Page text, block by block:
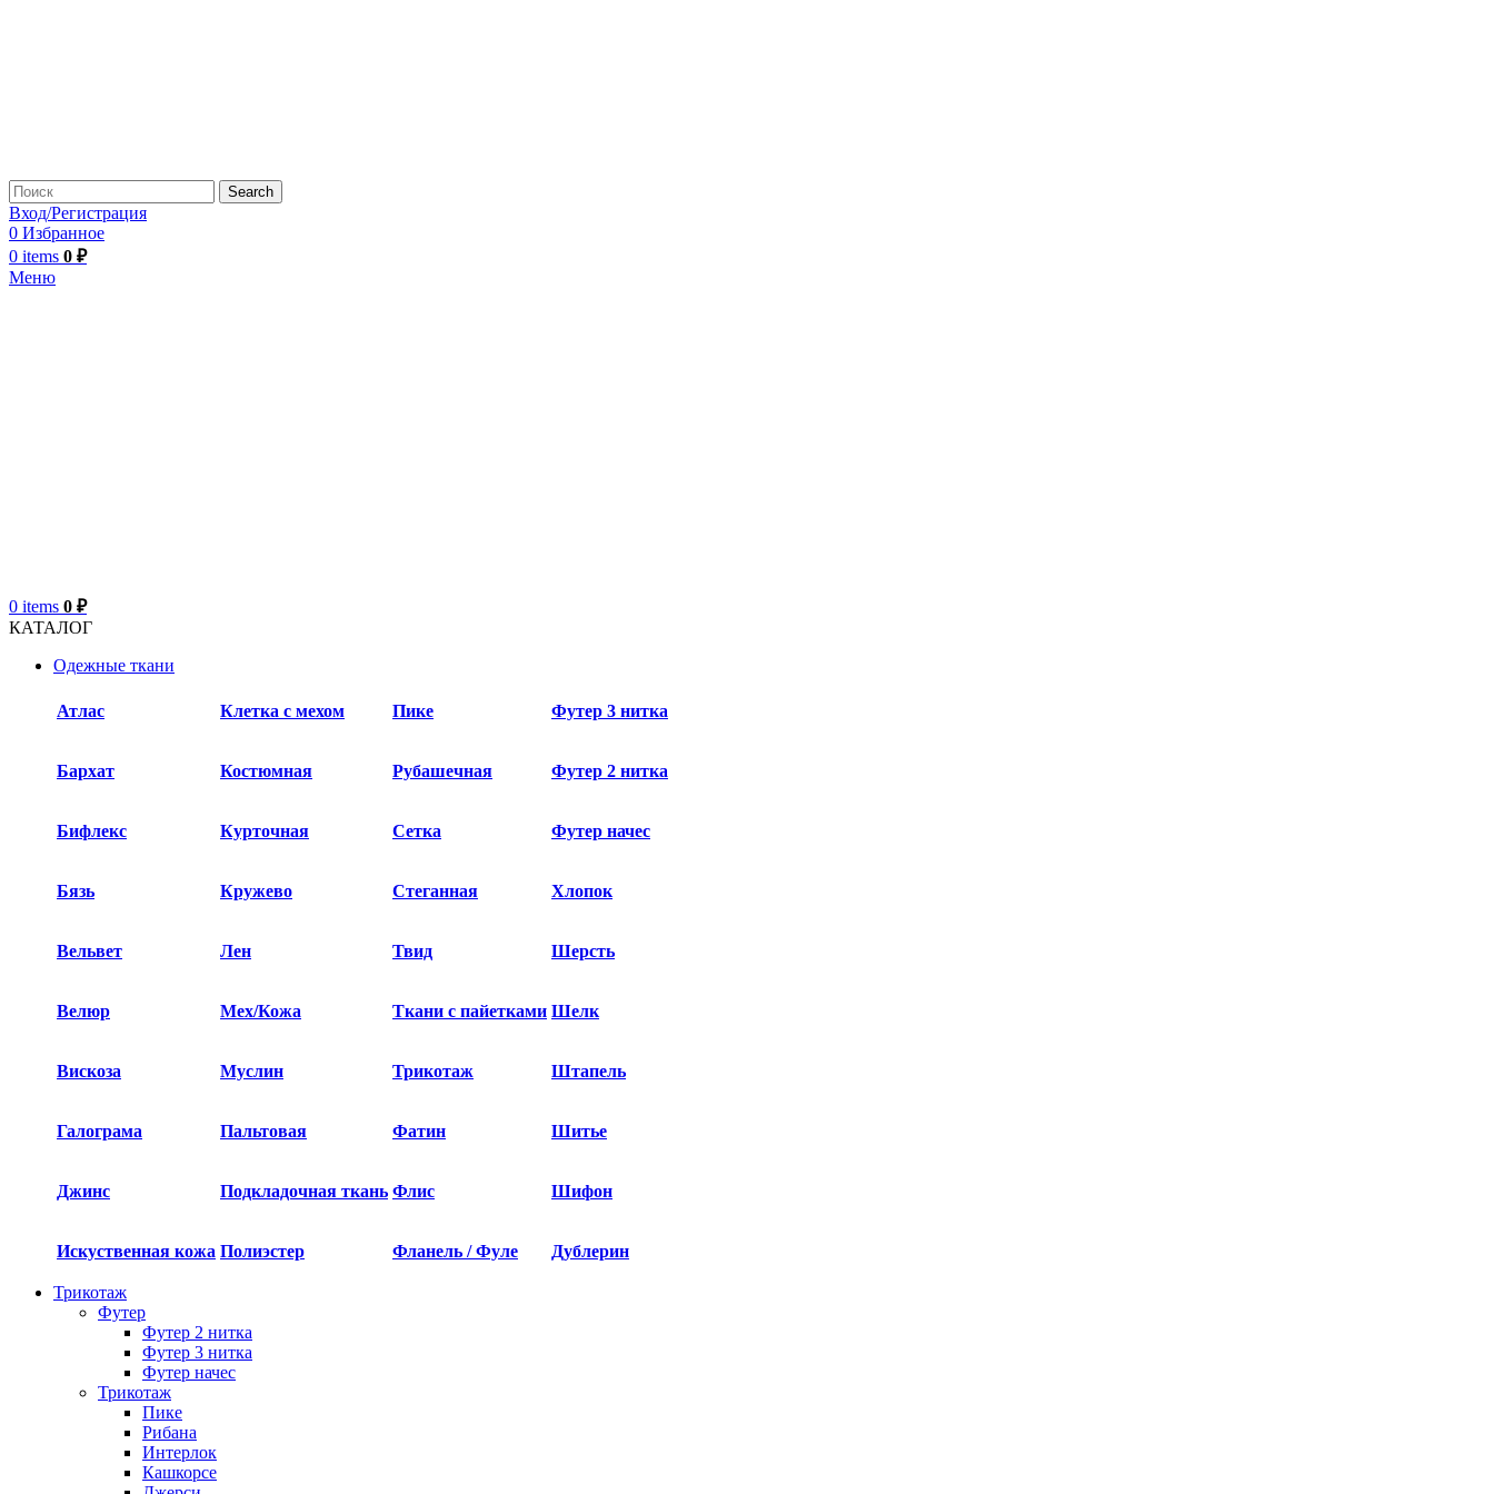
Search
Вход/Регистрация
0 Избранное
0 items 0 ₽
Меню
0 items 0 ₽
КАТАЛОГ
Одежные ткани
Атлас Клетка с мехом Пике Футер 3 нитка
Бархат​ Костюмная Рубашечная Футер 2 нитка
Бифлекс Курточная Сетка Футер начес
Бязь Кружево Стеганная Хлопок
Вельвет Лен Твид Шерсть
Велюр Мех/Кожа Ткани с пайетками Шелк
Вискоза Муслин Трикотаж Штапель
Галограма Пальтовая Фатин Шитье
Джинс Подкладочная ткань Флис Шифон
Искуственная кожа Полиэстер Фланель / Фуле Дублерин
Трикотаж
Футер
Футер 2 нитка​
Футер 3 нитка​
Футер начес
Трикотаж
Пике
Рибана
Интерлок
Кашкорсе